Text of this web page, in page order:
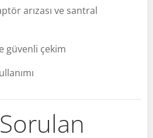
arızası ve santral
güvenli çekim